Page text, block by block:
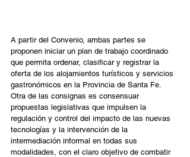
A partir del Convenio, ambas partes se
proponen iniciar un plan de trabajo coordinado
que permita ordenar, clasificar y registrar la
oferta de los alojamientos turísticos y servicios
gastronómicos en la Provincia de Santa Fe.
Otra de las consignas es consensuar
propuestas legislativas que impulsen la
regulación y control del impacto de las nuevas
tecnologías y la intervención de la
intermediación informal en todas sus
modalidades, con el claro objetivo de combatir